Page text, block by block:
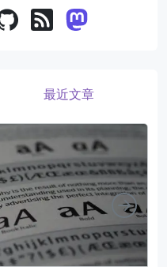
最近文章
向右